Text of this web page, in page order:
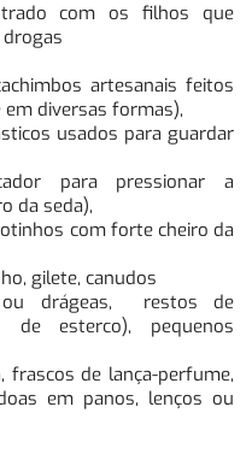
com os filhos que
artesanais feitos
diversas formas),
usados para guardar
para pressionar a
da seda),
com forte cheiro da
gilete, canudos
ou drágeas, restos de
de esterco), pequenos
frascos de lança-perfume,
em panos, lenços ou